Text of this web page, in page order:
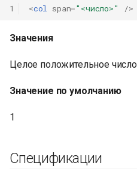
1 <col span="<число>" />
Значения
Целое положительное
Значение по умолчанию
1
Спецификации